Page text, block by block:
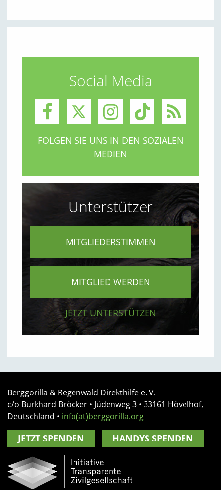
Social Media
FOLGEN SIE UNS IN DEN SOZIALEN
MEDIEN
Unterstützer
MITGLIEDERSTIMMEN
MITGLIED WERDEN
JETZT UNTERSTÜTZEN
Berggorilla & Regenwald Direkthilfe e. V.
c/o Burkhard Bröcker • Jüdenweg 3 • 33161 Hövelhof,
Deutschland • info(at)berggorilla.org
JETZT SPENDEN HANDYS SPENDEN